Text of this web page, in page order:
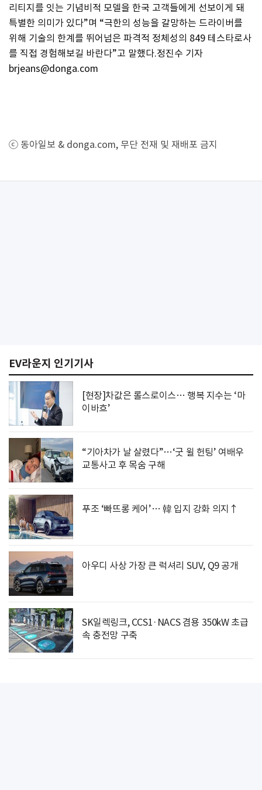
리티지를 잇는 기념비적 모델을 한국 고객들에게 선보이게 돼
특별한 의미가 있다”며 “극한의 성능을 갈망하는 드라이버를
위해 기술의 한계를 뛰어넘은 파격적 정체성의 849 테스타로사
를 직접 경험해보길 바란다”고 말했다.정진수 기자
brjeans@donga.com
ⓒ 동아일보 & donga.com, 무단 전재 및 재배포 금지
EV라운지 인기기사
[현장]차값은 롤스로이스… 행복 지수는 ‘마
이바흐’
“기아차가 날 살렸다”…‘굿 윌 헌팅’ 여배우
교통사고 후 목숨 구해
푸조 ‘빠뜨롱 케어’… 韓 입지 강화 의지↑
아우디 사상 가장 큰 럭셔리 SUV, Q9 공개
SK일렉링크, CCS1·NACS 겸용 350kW 초급
속 충전망 구축